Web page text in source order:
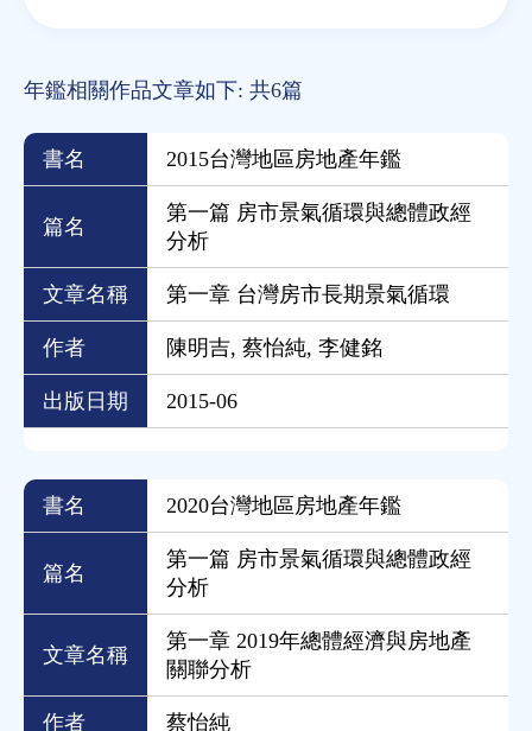
年鑑相關作品文章如下: 共6篇
書名 2015台灣地區房地產年鑑
篇名
第一篇 房市景氣循環與總體政經
分析
文章名稱 第一章 台灣房市長期景氣循環
作者 陳明吉, 蔡怡純, 李健銘
出版日期 2015-06
書名 2020台灣地區房地產年鑑
篇名
第一篇 房市景氣循環與總體政經
分析
文章名稱
第一章 2019年總體經濟與房地產
關聯分析
作者 蔡怡純